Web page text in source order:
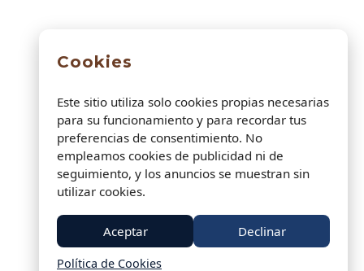
Cookies
Este sitio utiliza solo cookies propias necesarias
para su funcionamiento y para recordar tus
preferencias de consentimiento. No
empleamos cookies de publicidad ni de
seguimiento, y los anuncios se muestran sin
utilizar cookies.
Aceptar Declinar
Política de Cookies